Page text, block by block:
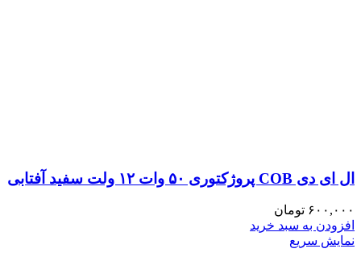
ال ای دی COB پروژکتوری ۵۰ وات ۱۲ ولت سفید آفتابی
۶۰۰,۰۰۰ تومان
افزودن به سبد خرید
نمایش سریع